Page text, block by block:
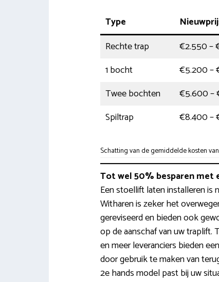
Type
Rechte trap
€2.550 –
1 bocht
€5.200 –
Twee bochten
€5.600 –
Spiltrap
€8.400 –
Schatting van de gemiddelde kosten
Tot wel 50% besparen met
Een stoellift laten installeren is
Witharen is zeker het
gereviseerd en bieden ook
op de aanschaf van uw traplift.
en meer leveranciers bieden
door gebruik te maken van
2e hands model past bij uw